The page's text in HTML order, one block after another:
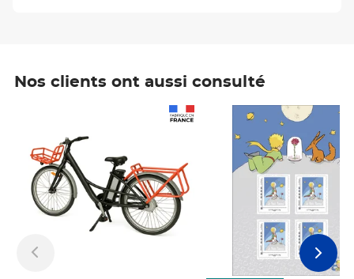
Nos clients ont aussi consulté
Prix 7,50€